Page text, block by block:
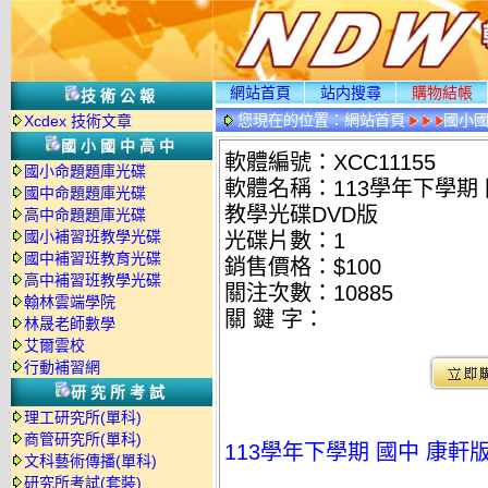
技術公報
Xcdex 技術文章
國小國中高中
國小命題題庫光碟
國中命題題庫光碟
高中命題題庫光碟
國小補習班教學光碟
國中補習班教育光碟
高中補習班教學光碟
翰林雲端學院
林晟老師數學
艾爾雲校
行動補習網
研究所考試
理工研究所(單科)
商管研究所(單科)
文科藝術傳播(單科)
研究所考試(套裝)
網站首頁 站内搜尋
購物結帳
您現在的位置：網站首頁 國小
軟體編號：XCC11155
軟體名稱：113學年下學
教學光碟DVD版
光碟片數：1
銷售價格：$100
關注次數： 10885
關 鍵 字：
113學年下學期 國中 康軒